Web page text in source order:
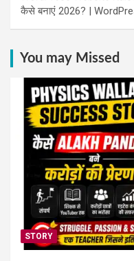
कैसे बनाएं 2026? |
You may Missed
STORY